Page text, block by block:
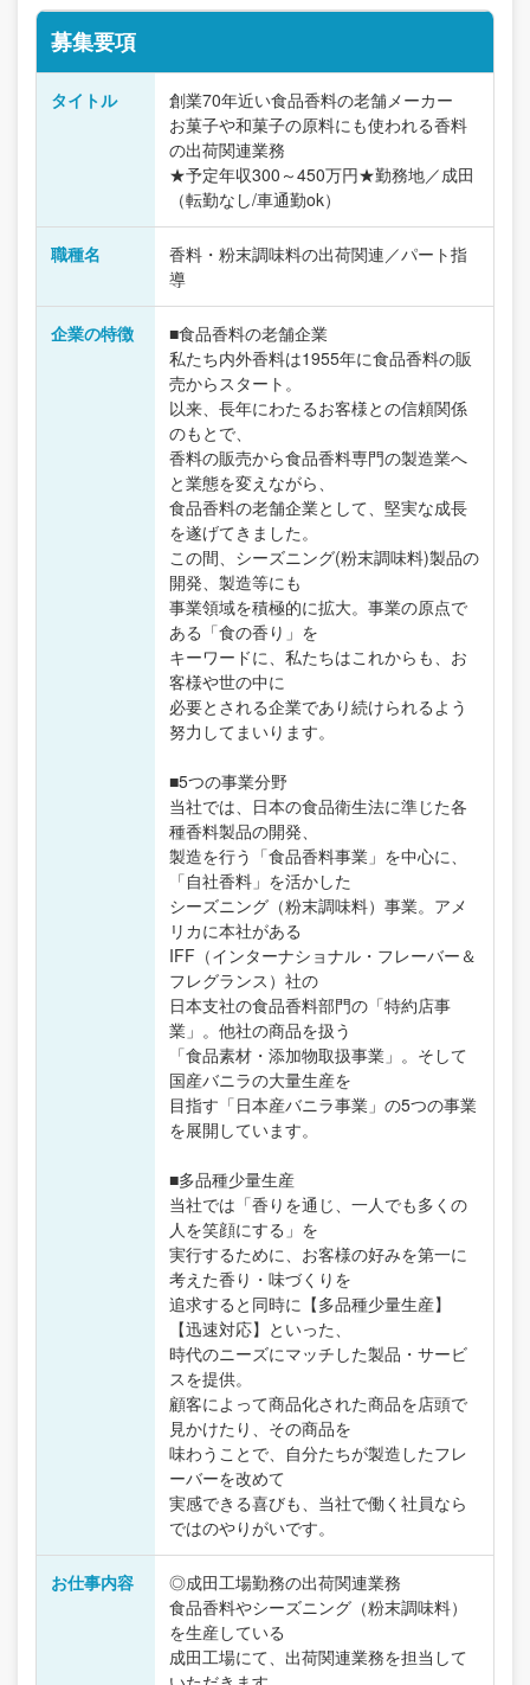
募集要項
タイトル
創業70年近い食品香料の老舗メーカー
お菓子や和菓子の原料にも使われる香料
の出荷関連業務
★予定年収300～450万円★勤務地／成田
（転勤なし/車通勤ok）
職種名
香料・粉末調味料の出荷関連／パート指
導
企業の特徴
■食品香料の老舗企業
私たち内外香料は1955年に食品香料の販
売からスタート。
以来、長年にわたるお客様との信頼関係
のもとで、
香料の販売から食品香料専門の製造業へ
と業態を変えながら、
食品香料の老舗企業として、堅実な成長
を遂げてきました。
この間、シーズニング(粉末調味料)製品の
開発、製造等にも
事業領域を積極的に拡大。事業の原点で
ある「食の香り」を
キーワードに、私たちはこれからも、お
客様や世の中に
必要とされる企業であり続けられるよう
努力してまいります。
■5つの事業分野
当社では、日本の食品衛生法に準じた各
種香料製品の開発、
製造を行う「食品香料事業」を中心に、
「自社香料」を活かした
シーズニング（粉末調味料）事業。アメ
リカに本社がある
IFF（インターナショナル・フレーバー＆
フレグランス）社の
日本支社の食品香料部門の「特約店事
業」。他社の商品を扱う
「食品素材・添加物取扱事業」。そして
国産バニラの大量生産を
目指す「日本産バニラ事業」の5つの事業
を展開しています。
■多品種少量生産
当社では「香りを通じ、一人でも多くの
人を笑顔にする」を
実行するために、お客様の好みを第一に
考えた香り・味づくりを
追求すると同時に【多品種少量生産】
【迅速対応】といった、
時代のニーズにマッチした製品・サービ
スを提供。
顧客によって商品化された商品を店頭で
見かけたり、その商品を
味わうことで、自分たちが製造したフレ
ーバーを改めて
実感できる喜びも、当社で働く社員なら
ではのやりがいです。
お仕事内容
◎成田工場勤務の出荷関連業務
食品香料やシーズニング（粉末調味料）
を生産している
成田工場にて、出荷関連業務を担当して